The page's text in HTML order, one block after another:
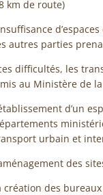
km de route)
autres parties
difficultés, les
au Ministère de
d’un
urbain et
des
création des